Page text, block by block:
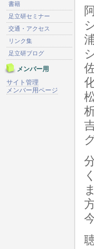
書籍
足立研セミナー
交通・アクセス
リンク集
足立研ブログ
メンバー用
サイト管理
メンバー用ページ